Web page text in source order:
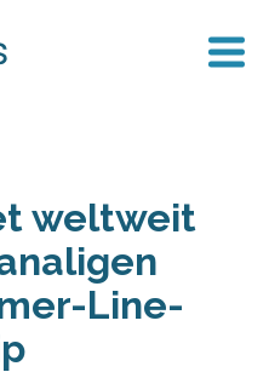
weltweit
Line-